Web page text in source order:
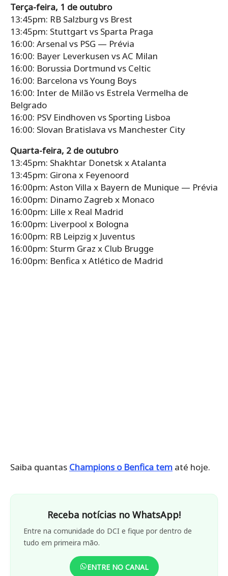
Terça-feira, 1 de outubro
13:45pm: RB Salzburg vs Brest
13:45pm: Stuttgart vs Sparta Praga
16:00: Arsenal vs PSG — Prévia
16:00: Bayer Leverkusen vs AC Milan
16:00: Borussia Dortmund vs Celtic
16:00: Barcelona vs Young Boys
16:00: Inter de Milão vs Estrela Vermelha de
Belgrado
16:00: PSV Eindhoven vs Sporting Lisboa
16:00: Slovan Bratislava vs Manchester City
Quarta-feira, 2 de outubro
13:45pm: Shakhtar Donetsk x Atalanta
13:45pm: Girona x Feyenoord
16:00pm: Aston Villa x Bayern de Munique — Prévia
16:00pm: Dinamo Zagreb x Monaco
16:00pm: Lille x Real Madrid
16:00pm: Liverpool x Bologna
16:00pm: RB Leipzig x Juventus
16:00pm: Sturm Graz x Club Brugge
16:00pm: Benfica x Atlético de Madrid
Saiba quantas Champions o Benfica tem até hoje.
Receba notícias no WhatsApp!
Entre na comunidade do DCI e fique por dentro de
tudo em primeira mão.
ENTRE NO CANAL